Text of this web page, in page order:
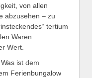
von allen
abzusehen – zu
tertium
Waren
Wert.
ist dem
Ferienbungalow